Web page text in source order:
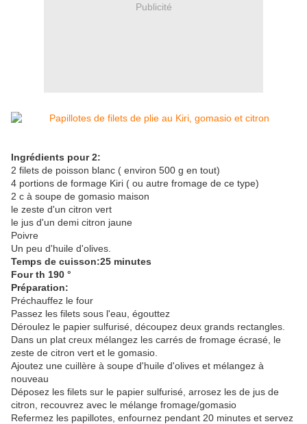
Publicité
Ingrédients pour 2:
2 filets de poisson blanc ( environ 500 g en tout)
4 portions de formage Kiri ( ou autre fromage de ce type)
2 c à soupe de gomasio maison
le zeste d'un citron vert
le jus d'un demi citron jaune
Poivre
Un peu d'huile d'olives.
Temps de cuisson:25 minutes
Four th 190 °
Préparation:
Préchauffez le four
Passez les filets sous l'eau, égouttez
Déroulez le papier sulfurisé, découpez deux grands rectangles.
Dans un plat creux mélangez les carrés de fromage écrasé, le
zeste de citron vert et le gomasio.
Ajoutez une cuillère à soupe d'huile d'olives et mélangez à
nouveau
Déposez les filets sur le papier sulfurisé, arrosez les de jus de
citron, recouvrez avec le mélange fromage/gomasio
Refermez les papillotes, enfournez pendant 20 minutes et servez